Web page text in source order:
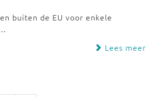
buiten de EU voor enkele
Lees meer